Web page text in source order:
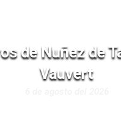
de Nuñez de
Vauvert